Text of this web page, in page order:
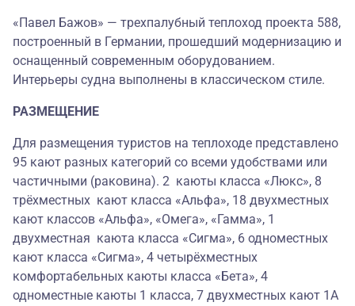
«Павел Бажов» — трехпалубный теплоход проекта 588,
построенный в Германии, прошедший модернизацию и
оснащенный современным оборудованием.
Интерьеры судна выполнены в классическом стиле.
РАЗМЕЩЕНИЕ
Для размещения туристов на теплоходе представлено
95 кают разных категорий со всеми удобствами или
частичными (раковина). 2 каюты класса «Люкс», 8
трёхместных кают класса «Альфа», 18 двухместных
кают классов «Альфа», «Омега», «Гамма», 1
двухместная каюта класса «Сигма», 6 одноместных
кают класса «Сигма», 4 четырёхместных
комфортабельных каюты класса «Бета», 4
одноместные каюты 1 класса, 7 двухместных кают 1А